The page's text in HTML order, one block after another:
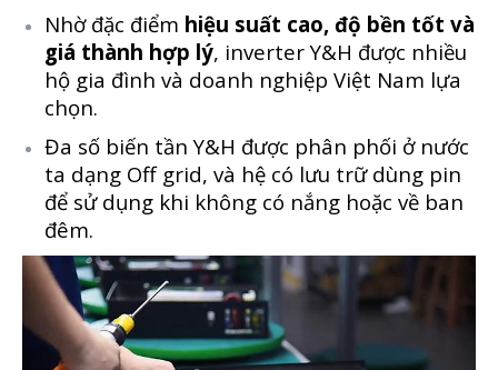
Nhờ đặc điểm hiệu suất cao, độ bền tốt và
giá thành hợp lý, inverter Y&H được nhiều
hộ gia đình và doanh nghiệp Việt Nam lựa
chọn.
Đa số biến tần Y&H được phân phối ở nước
ta dạng Off grid, và hệ có lưu trữ dùng pin
để sử dụng khi không có nắng hoặc về ban
đêm.